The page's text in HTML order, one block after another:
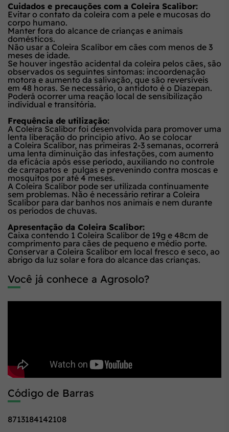
Cuidados e precauções com a Coleira Scalibor:
Evitar o contato da coleira com a pele e mucosas do
corpo humano.
Manter fora do alcance de crianças e animais
domésticos.
Não usar a Coleira Scalibor em cães com menos de 3
meses de idade.
Se houver ingestão acidental da coleira pelos cães, são
observados os seguintes sintomas: incoordenação
motora e aumento da salivação, que são reversíveis
em 48 horas. Se necessário, o antídoto é o Diazepan.
Poderá ocorrer uma reação local de sensibilização
individual e transitória.
Frequência de utilização:
A Coleira Scalibor foi desenvolvida para promover uma
lenta liberação do princípio ativo. Ao se colocar
a Coleira Scalibor, nas primeiras 2-3 semanas, ocorrerá
uma lenta diminuição das infestações, com aumento
da eficácia após esse período, auxiliando no controle
de carrapatos e pulgas e prevenindo contra moscas e
mosquitos por até 4 meses.
A Coleira Scalibor pode ser utilizada continuamente
sem problemas. Não é necessário retirar a Coleira
Scalibor para dar banhos nos animais e nem durante
os períodos de chuvas.
Apresentação da Coleira Scalibor:
Caixa contendo 1 Coleira Scalibor de 19g e 48cm de
comprimento para cães de pequeno e médio porte.
Conservar a Coleira Scalibor em local fresco e seco, ao
abrigo da luz solar e fora do alcance das crianças.
Você já conhece a Agrosolo?
Código de Barras
8713184142108